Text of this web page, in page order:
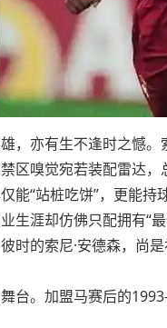
，亦有生不逢时之憾。
区嗅觉宛若装配雷达
能“站桩吃饼”，更能
生涯却仿佛只配拥有“
时的索尼·安德森，尚
台。加盟马赛后的